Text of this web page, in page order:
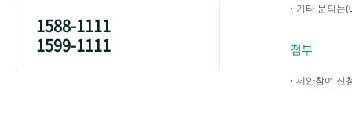
1588-1111
1599-1111
기타 문의는
첨부
제안참여 신